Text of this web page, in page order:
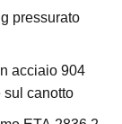
pressurato
acciaio 904
sul canotto